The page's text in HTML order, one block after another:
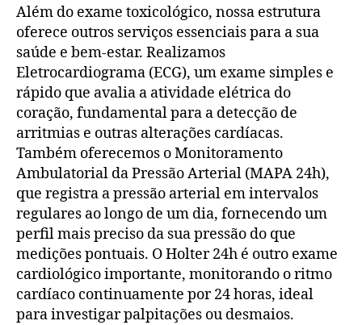
Além do exame toxicológico, nossa estrutura
oferece outros serviços essenciais para a sua
saúde e bem-estar. Realizamos
Eletrocardiograma (ECG), um exame simples e
rápido que avalia a atividade elétrica do
coração, fundamental para a detecção de
arritmias e outras alterações cardíacas.
Também oferecemos o Monitoramento
Ambulatorial da Pressão Arterial (MAPA 24h),
que registra a pressão arterial em intervalos
regulares ao longo de um dia, fornecendo um
perfil mais preciso da sua pressão do que
medições pontuais. O Holter 24h é outro exame
cardiológico importante, monitorando o ritmo
cardíaco continuamente por 24 horas, ideal
para investigar palpitações ou desmaios.